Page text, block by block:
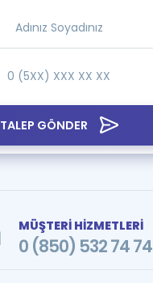
TALEP GÖNDER
MÜŞTERİ HİZMETLERİ
0 (850) 532 74 74